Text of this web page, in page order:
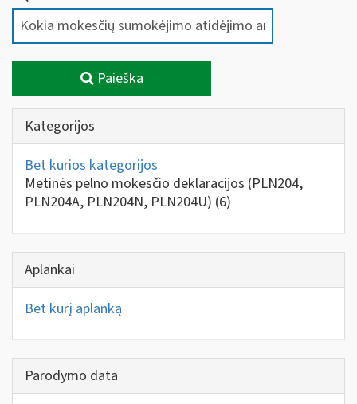
Paieška
Kategorijos
Bet kurios kategorijos
Metinės pelno mokesčio deklaracijos (PLN204,
PLN204A, PLN204N, PLN204U) (6)
Aplankai
Bet kurį aplanką
Parodymo data